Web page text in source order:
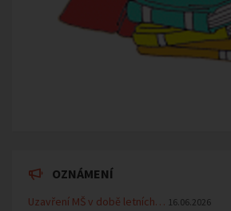
OZNÁMENÍ
Uzavření MŠ v době letních… 16.06.2026